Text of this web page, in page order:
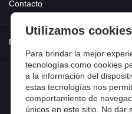
Preguntas frecuentes
Entradas de blog
Contacto
Calle Ferraz 42, Madrid
Teléfono
918 13 81 81
Mi cuenta
Iniciar sesión
Historial de pedidos
Utilizamos cookies
Para brindar la mejor
tecnologías como cookies
a la información del
estas tecnologías nos
comportamiento de
únicos en este sitio. No dar